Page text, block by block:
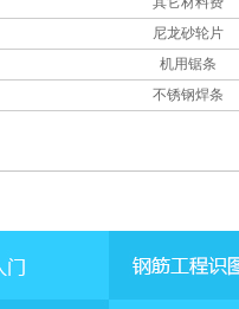
尼龙砂轮片
机用锯条
不锈钢焊条